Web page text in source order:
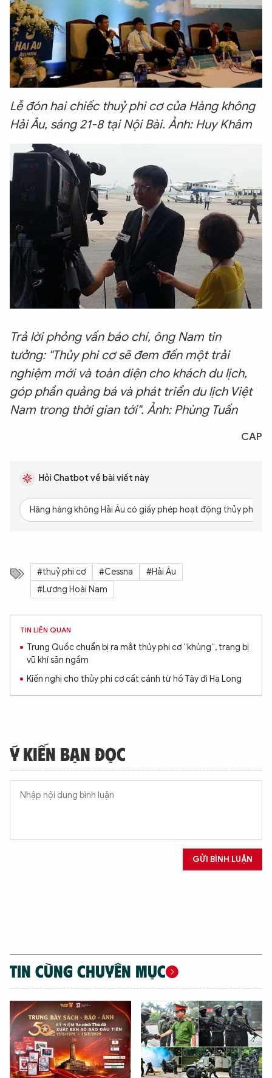
Lễ đón hai chiếc thuỷ phi cơ của Hàng không
Hải Âu, sáng 21-8 tại Nội Bài. Ảnh: Huy Khâm
Trả lời phỏng vấn báo chí, ông Nam tin
tưởng: "Thủy phi cơ sẽ đem đến một trải
nghiệm mới và toàn diện cho khách du lịch,
góp phần quảng bá và phát triển du lịch Việt
Nam trong thời gian tới". Ảnh: Phùng Tuấn
CAP
Hỏi Chatbot về bài viết này
Hãng hàng không Hải Âu có giấy phép hoạt động thủy phi cơ
#thuỷ phi cơ #Cessna
#Hải Âu
#Lương Hoài Nam
TIN LIÊN QUAN
Trung Quốc chuẩn bị ra mắt thủy phi cơ “khủng”, trang bị
vũ khí săn ngầm
Kiến nghị cho thủy phi cơ cất cánh từ hồ Tây đi Hạ Long
Ý KIẾN BẠN ĐỌC
GỬI BÌNH LUẬN
TIN CÙNG CHUYÊN MỤC
XIN CHÀO,
TÔI LÀ CHATBOT CỦA
Hãy hỏi tôi bất kỳ điều gì bạn cần biết về